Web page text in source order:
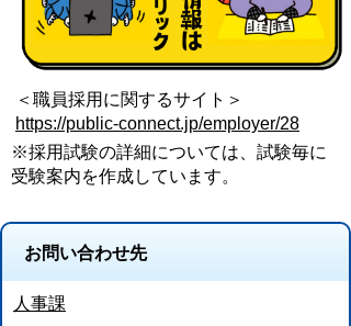
＜職員採用に関するサイト＞
https://public-connect.jp/employer/28
※採用試験の詳細については、試験毎に
受験案内を作成しています。
お問い合わせ先
人事課